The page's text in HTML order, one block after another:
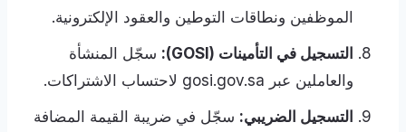
الموظفين ونطاقات التوطين والعقود الإلكترونية.
التسجيل في التأمينات (GOSI):
سجّل المنشأة
والعاملين عبر gosi.gov.sa لاحتساب الاشتراكات.
التسجيل الضريبي: سجّل في ضريبة القيمة المضافة